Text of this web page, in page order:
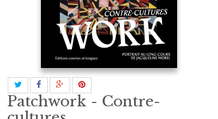
Patchwork - Contre-